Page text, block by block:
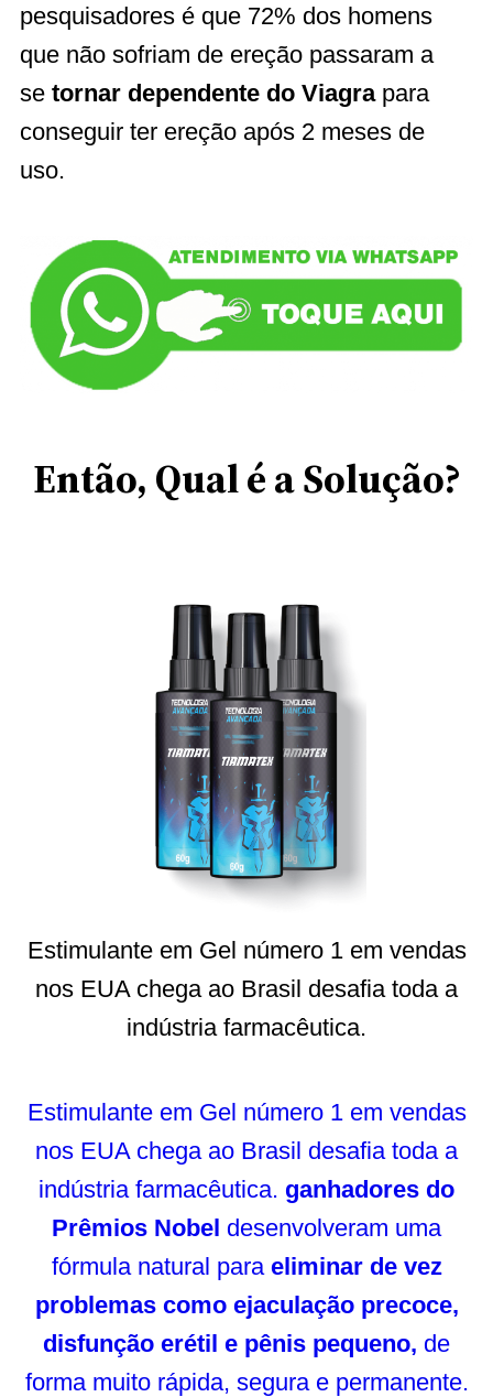
pesquisadores é que 72% dos homens
que não sofriam de ereção passaram a
se tornar dependente do Viagrapara
conseguir ter ereção após 2 meses de
uso.
Então, Qual é a Solução?
Estimulante em Gel número 1 em vendas
nos EUA chega ao Brasil desafia toda a
indústria farmacêutica.
Estimulante em Gel número 1 em vendas
nos EUA chega ao Brasil desafia toda a
indústria farmacêutica. ganhadores do
Prêmios Nobel desenvolveram uma
fórmula natural para eliminar de vez
problemas como ejaculação precoce,
disfunção erétil e pênis pequeno, de
forma muito rápida, segura e permanente.